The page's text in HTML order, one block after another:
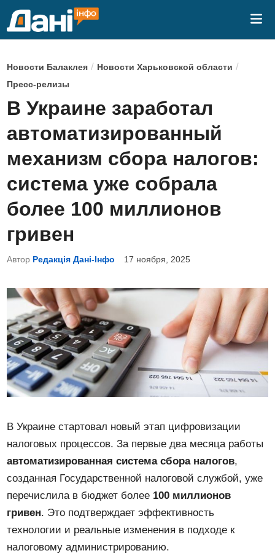
О
п
у
б
л
и
к
о
в
н
о
Новости Балаклея / Новости Харьковской области /
Пресс-релизы
В Украине заработал
автоматизированный
механизм сбора налогов:
система уже собрала
более 100 миллионов
гривен
Автор Редакція Дані-Інфо 17 ноября, 2025
В Украине стартовал новый этап цифровизации
налоговых процессов. За первые два месяца работы
автоматизированная система сбора налогов,
созданная Государственной налоговой службой, уже
перечислила в бюджет более 100 миллионов
гривен. Это подтверждает эффективность
технологии и реальные изменения в подходе к
налоговому администрированию.